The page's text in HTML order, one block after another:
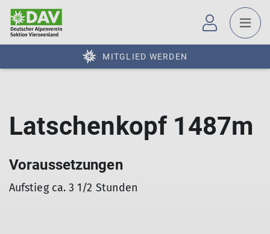
MITGLIED WERDEN
Latschenkopf 1487m
Voraussetzungen
Aufstieg ca. 3 1/2 Stunden